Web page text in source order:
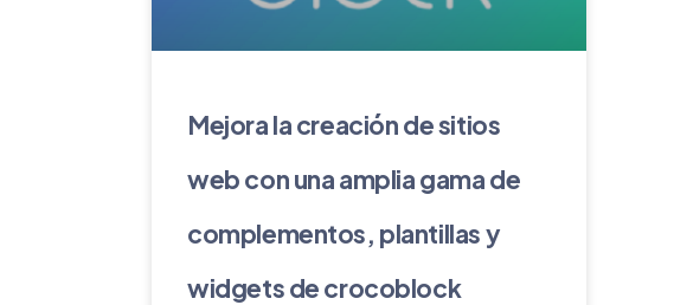
Mejora la creación de sitios
web con una amplia gama de
complementos, plantillas y
widgets de crocoblock